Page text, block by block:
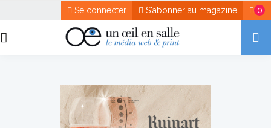
0
S'abonner au magazine
Se connecter